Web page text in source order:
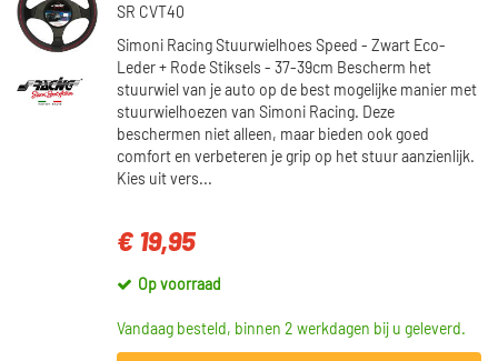
SR CVT40
Simoni Racing Stuurwielhoes Speed - Zwart Eco-
Leder + Rode Stiksels - 37-39cm Bescherm het
stuurwiel van je auto op de best mogelijke manier met
stuurwielhoezen van Simoni Racing. Deze
beschermen niet alleen, maar bieden ook goed
comfort en verbeteren je grip op het stuur aanzienlijk.
Kies uit vers...
€ 19,95
Op voorraad
Vandaag besteld, binnen 2 werkdagen bij u geleverd.